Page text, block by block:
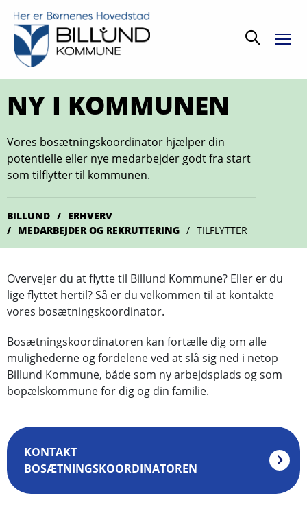
Søg
NY I KOMMUNEN
Vores bosætningskoordinator hjælper din
potentielle eller nye medarbejder godt fra start
som tilflytter til kommunen.
BILLUND
ERHVERV
MEDARBEJDER OG REKRUTTERING
TILFLYTTER
Overvejer du at flytte til Billund Kommune? Eller er du
lige flyttet hertil? Så er du velkommen til at kontakte
vores bosætningskoordinator.
Bosætningskoordinatoren kan fortælle dig om alle
mulighederne og fordelene ved at slå sig ned i netop
Billund Kommune, både som ny arbejdsplads og som
bopælskommune for dig og din familie.
KONTAKT
BOSÆTNINGSKOORDINATOREN